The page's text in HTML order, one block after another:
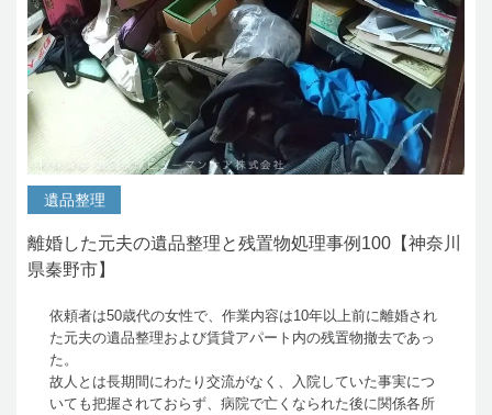
遺品整理
離婚した元夫の遺品整理と残置物処理事例100【神奈川
県秦野市】
依頼者は50歳代の女性で、作業内容は10年以上前に離婚され
た元夫の遺品整理および賃貸アパート内の残置物撤去であっ
た。
故人とは長期間にわたり交流がなく、入院していた事実につ
いても把握されておらず、病院で亡くなられた後に関係各所